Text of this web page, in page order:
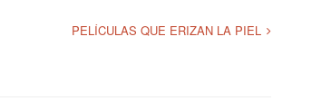
PELÍCULAS QUE ERIZAN LA PIEL